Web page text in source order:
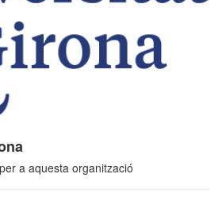
a aquesta organització